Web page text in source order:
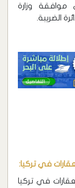
وزارة
الضريبة.
في تركيا:
في تركيا